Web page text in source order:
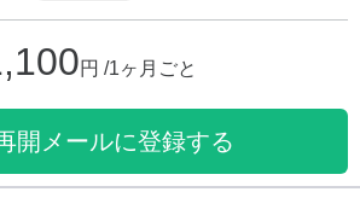
円 /1ヶ月ごと
開メールに登録する